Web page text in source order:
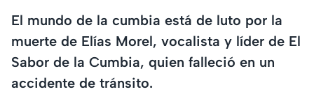
El mundo de la cumbia está de luto por la
muerte de Elías Morel, vocalista y líder de El
Sabor de la Cumbia, quien falleció en un
accidente de tránsito.